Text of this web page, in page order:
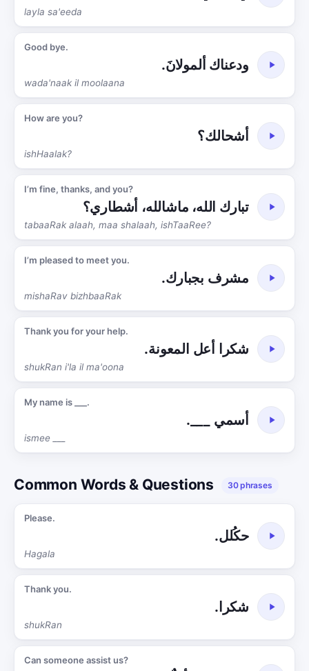
layla sa'eeda
Good bye.
ودعناك ألمولانَ.
wada'naak il moolaana
How are you?
أشحالك؟
ishHaalak?
I’m fine, thanks, and you?
تبارك الله، ماشالله، أشطاري؟
tabaaRak alaah, maa shalaah, ishTaaRee?
I’m pleased to meet you.
مشرف بجبارك.
mishaRav bizhbaaRak
Thank you for your help.
شكرا أعل المعونة.
shukRan i'la il ma'oona
My name is ___.
أسمي ___.
ismee ___
Common Words & Questions 30 phrases
Please.
حكُلل.
Hagala
Thank you.
شكرا.
shukRan
Can someone assist us?